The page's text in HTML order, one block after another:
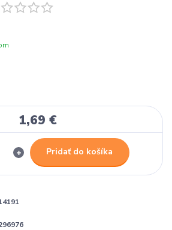
1,69 €
Pridať do košíka